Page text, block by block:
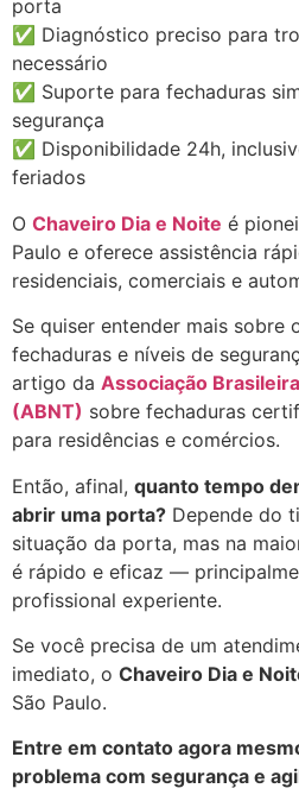
porta
✅ Diagnóstico preciso para
necessário
✅ Suporte para fechaduras
segurança
✅ Disponibilidade 24h,
feriados
O Chaveiro Dia e Noite é
Paulo e oferece assistência
residenciais, comerciais e
Se quiser entender mais sobre
fechaduras e níveis de
artigo da Associação
(ABNT) sobre fechaduras
para residências e comércios.
Então, afinal, quanto tempo
abrir uma porta? Depende do
situação da porta, mas na
é rápido e eficaz —
profissional experiente.
Se você precisa de um
imediato, o Chaveiro Dia e
São Paulo.
Entre em contato agora
problema com segurança e